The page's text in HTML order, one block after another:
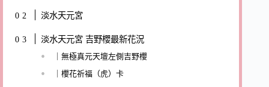
淡水天元宮
淡水天元宮 吉野櫻最新花況
｜無極真元天壇左側吉野櫻
｜櫻花祈福（虎）卡